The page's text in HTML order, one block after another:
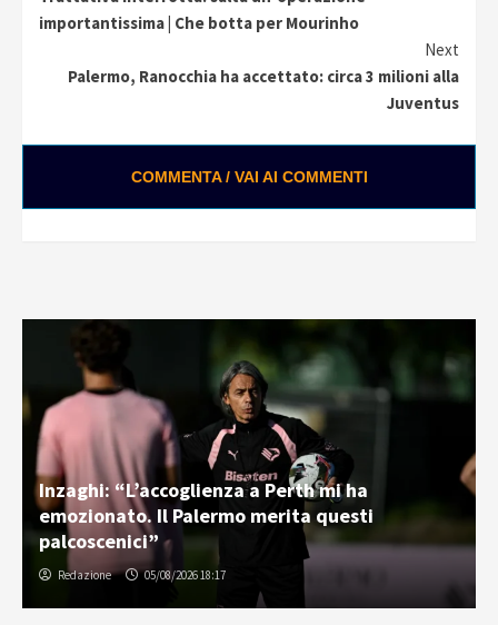
Reading
importantissima | Che botta per Mourinho
Next
Palermo, Ranocchia ha accettato: circa 3 milioni alla
Juventus
COMMENTA / VAI AI COMMENTI
Inzaghi: “L’accoglienza a Perth mi ha
emozionato. Il Palermo merita questi
palcoscenici”
Redazione 05/08/2026 18:17